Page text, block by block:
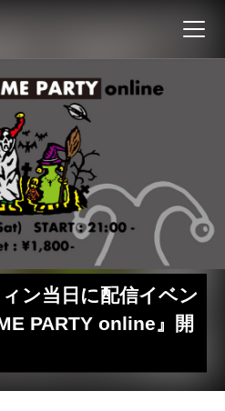
ン当日に配信イベン
PARTY online』開